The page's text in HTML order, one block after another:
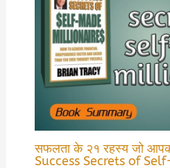
सफलता के २१ रहस्य जो
Success Secrets of